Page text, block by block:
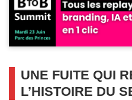
UNE FUITE QUI
L’HISTOIRE DU